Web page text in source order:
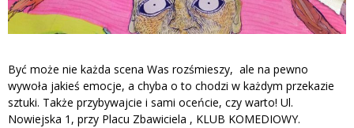
Być może nie każda scena Was rozśmieszy, ale na pewno
wywoła jakieś emocje, a chyba o to chodzi w każdym przekazie
sztuki. Także przybywajcie i sami oceńcie, czy warto! Ul.
Nowiejska 1, przy Placu Zbawiciela , KLUB KOMEDIOWY.